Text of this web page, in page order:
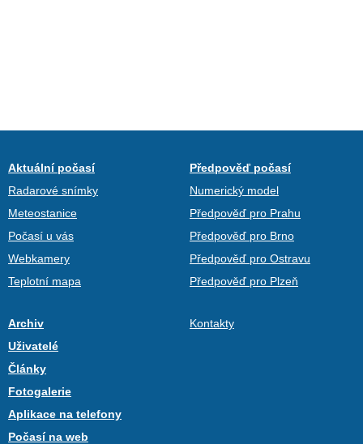
Aktuální počasí
Radarové snímky
Meteostanice
Počasí u vás
Webkamery
Teplotní mapa
Předpověď počasí
Numerický model
Předpověď pro Prahu
Předpověď pro Brno
Předpověď pro Ostravu
Předpověď pro Plzeň
Archiv
Uživatelé
Články
Fotogalerie
Aplikace na telefony
Počasí na web
Kontakty